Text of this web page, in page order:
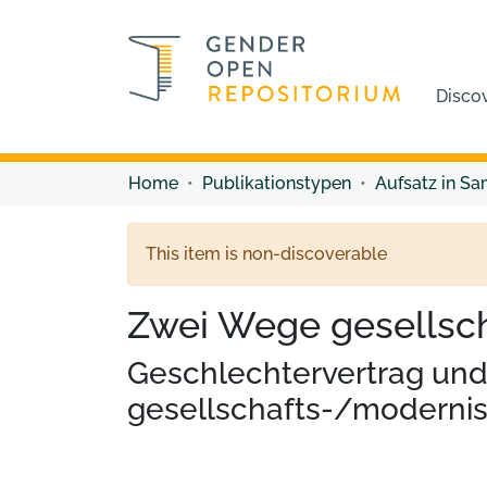
Home Publikationstypen Aufsatz in
This item is non-discoverable
Zwei Wege
Geschlechtervertrag
gesellschafts-/